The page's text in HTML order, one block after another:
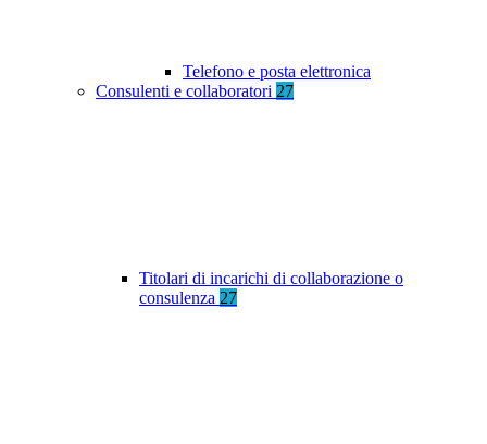
Telefono e posta elettronica
Consulenti e collaboratori 27
Titolari di incarichi di collaborazione o
consulenza 27